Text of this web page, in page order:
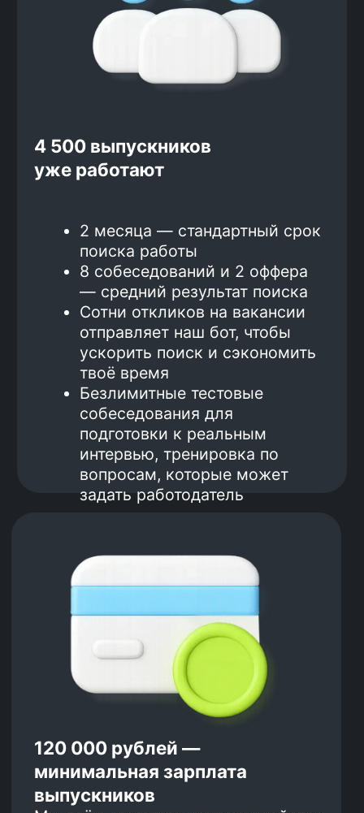
курса по frontend-разработке. Все
гарантии зафиксированы в договоре на
обучение. Гарантия по минимальной
зарплате для направления MQA
Получаешь зарплату и
начинаешь платить вторую
часть за обучение
Оплата: 20% от зарплаты (после
вычета НДФЛ) в течение одного
Вот как это работает:
Ты вносишь предварительный
платеж за обучение
Завершаешь основную часть
Готовишься к поиску работы,
проходишь тестовые
собеседования
Ходишь на интервью, получаешь
оффер
Устраиваешься на работу
Оплата большей части курса
Хочешь стать
Запишись на бесплатную
консультацию!🔥